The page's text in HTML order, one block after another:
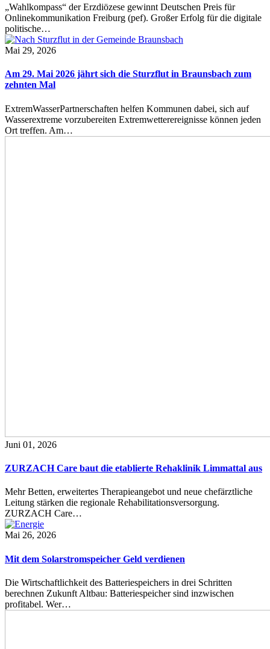
„Wahlkompass“ der Erzdiözese gewinnt Deutschen Preis für
Onlinekommunikation Freiburg (pef). Großer Erfolg für die digitale
politische…
Mai 29, 2026
Am 29. Mai 2026 jährt sich die Sturzflut in Braunsbach zum
zehnten Mal
ExtremWasserPartnerschaften helfen Kommunen dabei, sich auf
Wasserextreme vorzubereiten Extremwetterereignisse können jeden
Ort treffen. Am…
Juni 01, 2026
ZURZACH Care baut die etablierte Rehaklinik Limmattal aus
Mehr Betten, erweitertes Therapieangebot und neue chefärztliche
Leitung stärken die regionale Rehabilitationsversorgung.
ZURZACH Care…
Mai 26, 2026
Mit dem Solarstromspeicher Geld verdienen
Die Wirtschaftlichkeit des Batteriespeichers in drei Schritten
berechnen Zukunft Altbau: Batteriespeicher sind inzwischen
profitabel. Wer…